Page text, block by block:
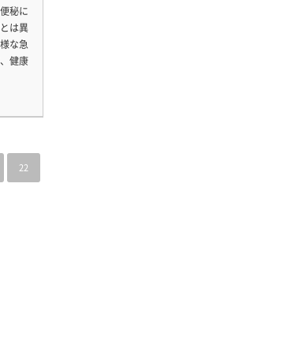
秘に
は異
な急
健康
22